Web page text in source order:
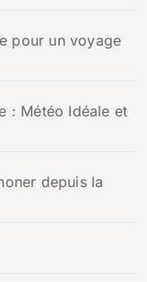
pour un voyage
: Météo Idéale et
depuis la